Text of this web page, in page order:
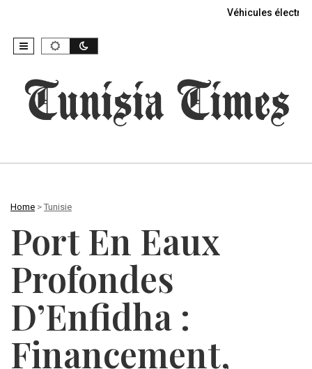
Véhicules
Home > Tunisie
Port En Eaux
Profondes
D’Enfidha :
Financement,